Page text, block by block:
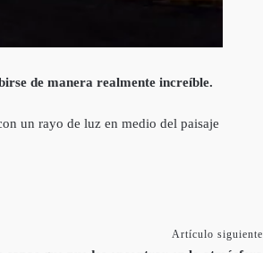
de manera realmente increíble.
un rayo de luz en medio del paisaje
Artículo siguiente